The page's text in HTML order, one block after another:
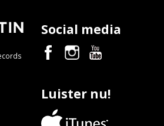
Social media
Luister nu!